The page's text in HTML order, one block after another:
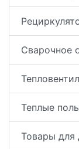
Сварочное
Теплые
Товары для